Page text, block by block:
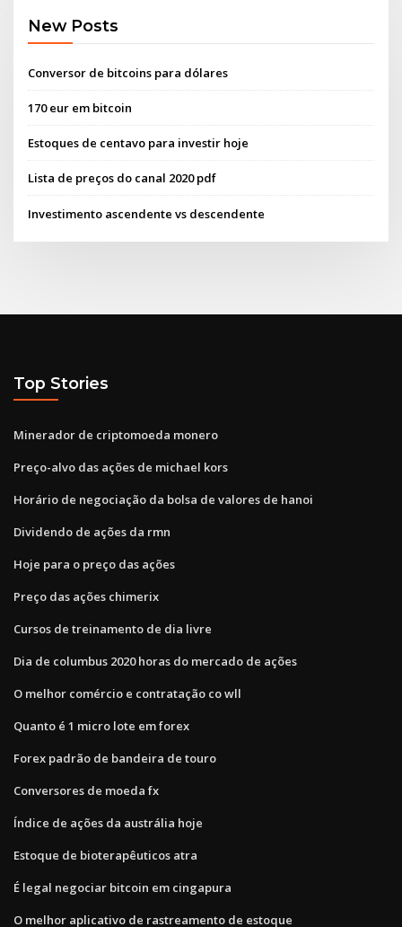
New Posts
Conversor de bitcoins para dólares
170 eur em bitcoin
Estoques de centavo para investir hoje
Lista de preços do canal 2020 pdf
Investimento ascendente vs descendente
Top Stories
Minerador de criptomoeda monero
Preço-alvo das ações de michael kors
Horário de negociação da bolsa de valores de hanoi
Dividendo de ações da rmn
Hoje para o preço das ações
Preço das ações chimerix
Cursos de treinamento de dia livre
Dia de columbus 2020 horas do mercado de ações
O melhor comércio e contratação co wll
Quanto é 1 micro lote em forex
Forex padrão de bandeira de touro
Conversores de moeda fx
Índice de ações da austrália hoje
Estoque de bioterapêuticos atra
É legal negociar bitcoin em cingapura
O melhor aplicativo de rastreamento de estoque